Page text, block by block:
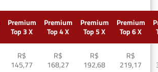
Premium
Top 3 X
Premium
Top 4 X
Premium
Top 5 X
Premium
Top 6 X
R$
145,77
R$
168,27
R$
192,68
R$
219,17